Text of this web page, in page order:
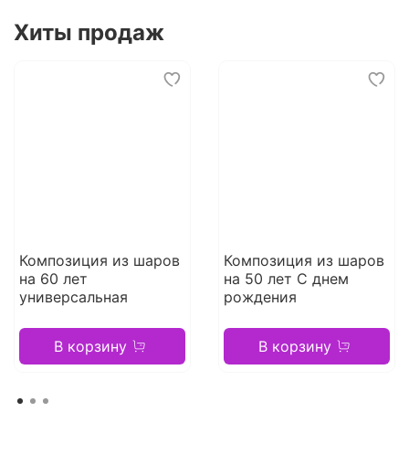
Хиты продаж
Композиция из шаров
на 60 лет
универсальная
В корзину
Композиция из шаров
на 50 лет С днем
рождения
В корзину